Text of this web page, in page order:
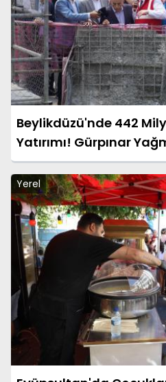
Beylikdüzü'nde 442
Yatırımı! Gürpınar
Temeli Atıldı
Yerel